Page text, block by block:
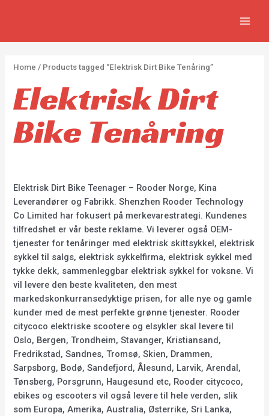
r
u
c
t
r
u
c
t
r
u
t
Home / Products tagged “Elektrisk Dirt Bike Tenåring”
Elektrisk Dirt
Bike Tenåring
Elektrisk Dirt Bike Teenager – Rooder Norge, Kina
Leverandører og Fabrikk. Shenzhen Rooder Technology
Co Limited har fokusert på merkevarestrategi. Kundenes
tilfredshet er vår beste reklame. Vi leverer også OEM-
tjenester for tenåringer med elektrisk skittsykkel, elektrisk
sykkel til salgs, elektrisk sykkelfirma, elektrisk sykkel med
tykke dekk, sammenleggbar elektrisk sykkel for voksne. Vi
vil levere den beste kvaliteten, den mest
markedskonkurransedyktige prisen, for alle nye og gamle
kunder med de mest perfekte grønne tjenester. Rooder
citycoco elektriske scootere og elsykler skal levere til
Oslo, Bergen, Trondheim, Stavanger, Kristiansand,
Fredrikstad, Sandnes, Tromsø, Skien, Drammen,
Sarpsborg, Bodø, Sandefjord, Ålesund, Larvik, Arendal,
Tønsberg, Porsgrunn, Haugesund etc, Rooder citycoco,
ebikes og escooters vil også levere til hele verden, slik
som Europa, Amerika, Australia, Østerrike, Sri Lanka,